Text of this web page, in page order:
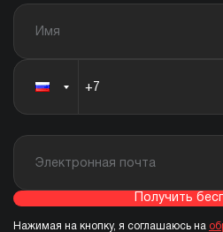
Получить
Нажимая на кнопку, я соглашаюсь на